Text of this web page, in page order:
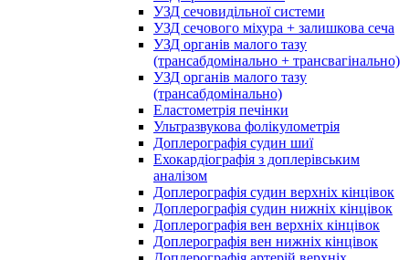
УЗД сечовидільної системи
УЗД сечового міхура + залишкова сеча
УЗД органів малого тазу
(трансабдомінально + трансвагінально)
УЗД органів малого тазу
(трансабдомінально)
Еластометрія печінки
Ультразвукова фолікулометрія
Доплерографія судин шиї
Ехокардіографія з доплерівським
аналізом
Доплерографія судин верхніх кінцівок
Доплерографія судин нижніх кінцівок
Доплерографія вен верхніх кінцівок
Доплерографія вен нижніх кінцівок